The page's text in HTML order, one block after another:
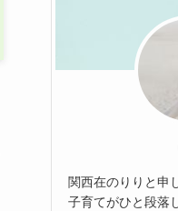
関西在のりりと申
子育てがひと段落